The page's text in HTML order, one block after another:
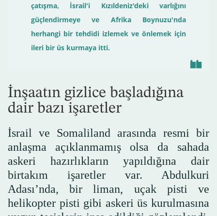
çatışma, İsrail'i Kızıldeniz'deki varlığını
güçlendirmeye ve Afrika Boynuzu'nda
herhangi bir tehdidi izlemek ve önlemek için
ileri bir üs kurmaya itti.
İnşaatın gizlice başladığına
dair bazı işaretler
İsrail ve Somaliland arasında resmi bir
anlaşma açıklanmamış olsa da sahada
askeri hazırlıkların yapıldığına dair
birtakım işaretler var. Abdulkuri
Adası’nda, bir liman, uçak pisti ve
helikopter pisti gibi askeri üs kurulmasına